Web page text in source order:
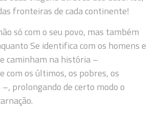
fronteiras de cada continente!
só com o seu povo, mas também
Se identifica com os homens e
caminham na história –
com os últimos, os pobres, os
prolongando de certo modo o